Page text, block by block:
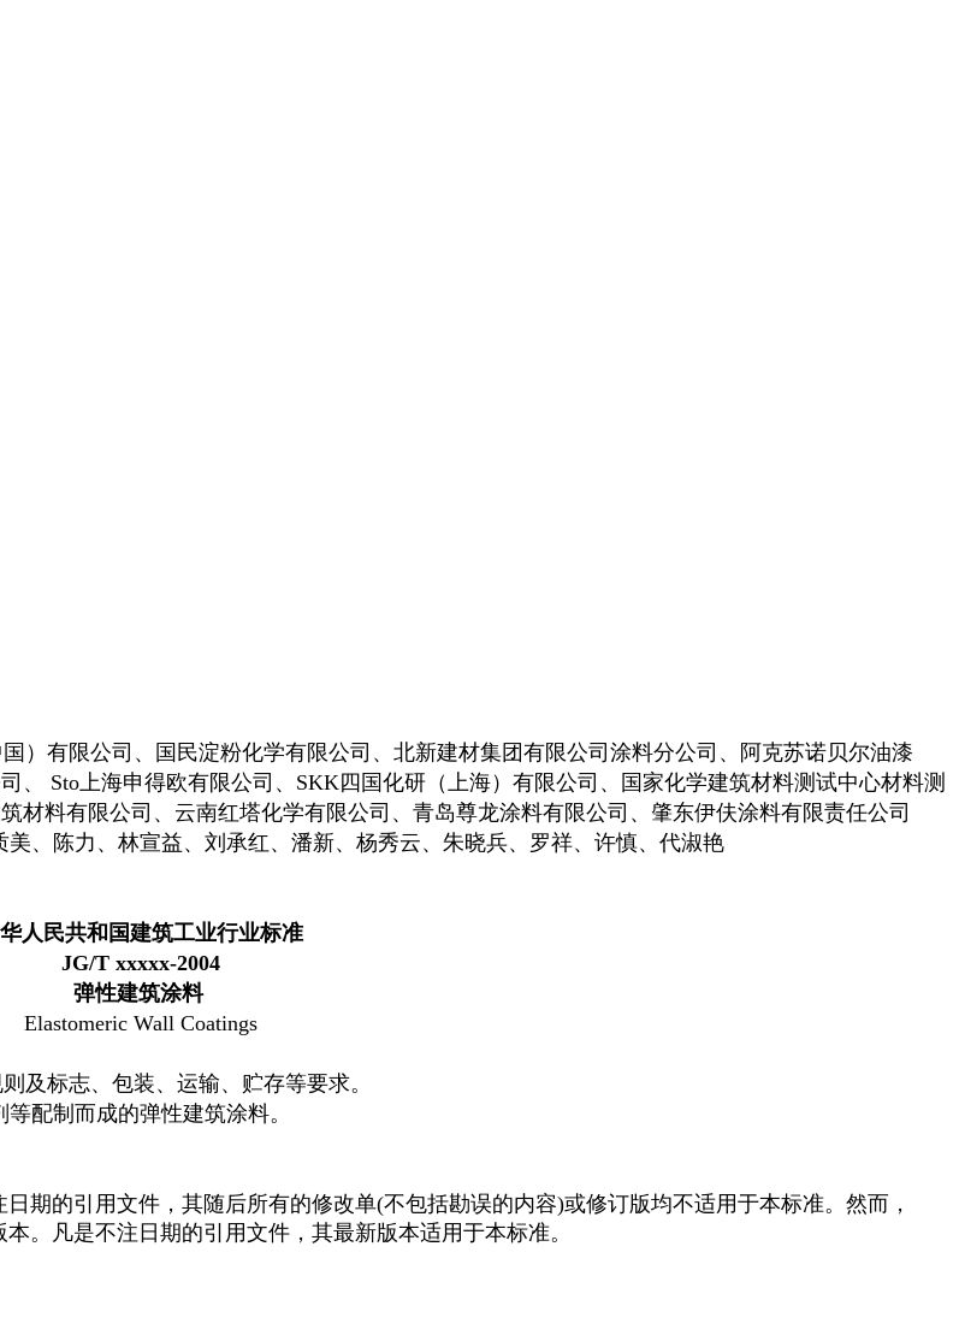
）有限公司、国民淀粉化学有限公司、北新建材集团有限公司涂料分公司、阿克苏诺贝尔油漆
、 Sto上海申得欧有限公司、SKK四国化研（上海）有限公司、国家化学建筑材料测试中心材料测
材料有限公司、云南红塔化学有限公司、青岛尊龙涂料有限公司、肇东伊伕涂料有限责任公司
、陈力、林宣益、刘承红、潘新、杨秀云、朱晓兵、罗祥、许慎、代淑艳
人民共和国建筑工业行业标准
JG/T xxxxx-2004
弹性建筑涂料
Elastomeric Wall Coatings
及标志、包装、运输、贮存等要求。
配制而成的弹性建筑涂料。
期的引用文件，其随后所有的修改单(不包括勘误的内容)或修订版均不适用于本标准。然而，
。凡是不注日期的引用文件，其最新版本适用于本标准。